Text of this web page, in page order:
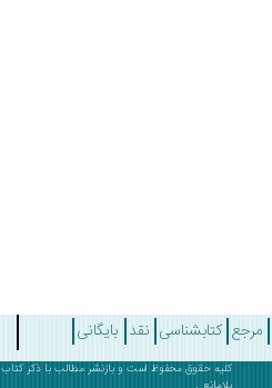
مرجع کتابشناسی نقد بایگانی
کلیه حقوق محفوظ است و بازنشر مطالب با ذکر کتاب